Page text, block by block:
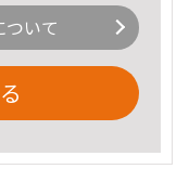
いて